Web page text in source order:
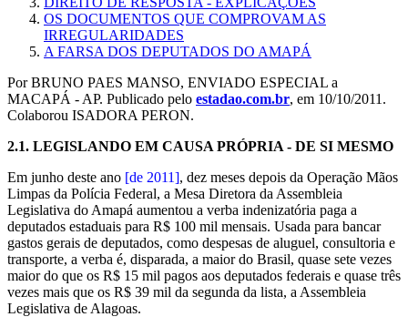
OS DOCUMENTOS QUE COMPROVAM AS
IRREGULARIDADES
A FARSA DOS DEPUTADOS DO AMAPÁ
Por BRUNO PAES MANSO, ENVIADO ESPECIAL a
MACAPÁ - AP. Publicado pelo estadao.com.br, em 10/10/2011.
Colaborou ISADORA PERON.
2.1. LEGISLANDO EM CAUSA PRÓPRIA - DE SI MESMO
Em junho deste ano [de 2011], dez meses depois da Operação Mãos
Limpas da Polícia Federal, a Mesa Diretora da Assembleia
Legislativa do Amapá aumentou a verba indenizatória paga a
deputados estaduais para R$ 100 mil mensais. Usada para bancar
gastos gerais de deputados, como despesas de aluguel, consultoria e
transporte, a verba é, disparada, a maior do Brasil, quase sete vezes
maior do que os R$ 15 mil pagos aos deputados federais e quase três
vezes mais que os R$ 39 mil da segunda da lista, a Assembleia
Legislativa de Alagoas.